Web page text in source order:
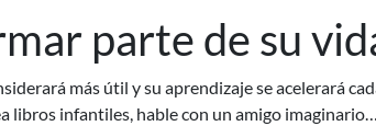
parte de su
más útil y su aprendizaje se acelerará
libros infantiles, hable con un amigo imaginario…